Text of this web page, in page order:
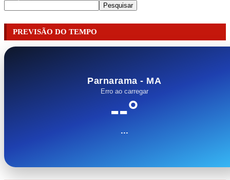
Pesquisar
PREVISÃO DO TEMPO
Parnarama - MA
Erro ao carregar
--°
...